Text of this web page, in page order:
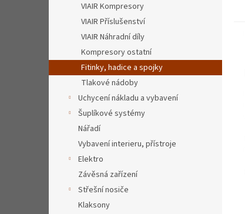
VIAIR Kompresory
VIAIR Příslušenství
VIAIR Náhradní díly
Kompresory ostatní
Fitinky, hadice a spojky
Tlakové nádoby
Uchycení nákladu a vybavení
Šuplíkové systémy
Nářadí
Vybavení interieru, přístroje
Elektro
Závěsná zařízení
Střešní nosiče
Klaksony